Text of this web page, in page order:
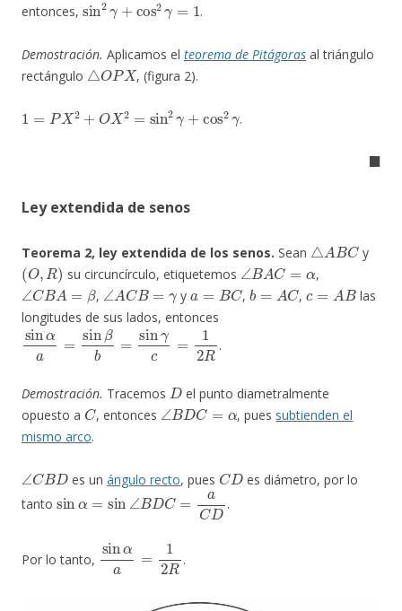
entonces, .
Demostración. Aplicamos el teorema de Pitágoras al triángulo
rectángulo
△OPX
, (figura 2).
X2+O 2=sin + cos
.
◼
Ley extendida de senos
Teorema 2, ley extendida de los senos. Sean
△ ABC
y
(O,R)
su circuncírculo, etiquetemos
∠BAC=α
,
∠CBA=β
,
∠ACB=γ
y
a=BC
,
b=AC
,
c= B
las
longitudes de sus lados, entonces
sinαa sinβb= sinγc=1
.
Demostración. Tracemos
D
el punto diametralmente
opuesto a
C
, entonces
∠BDC=α
, pues subtienden el
mismo arco.
∠ CBD
es unángulo recto, pues
CD
es diámetro, por lo
tanto
sin sin∠BDC=aC D
.
Por lo tanto,
sinαa R
.